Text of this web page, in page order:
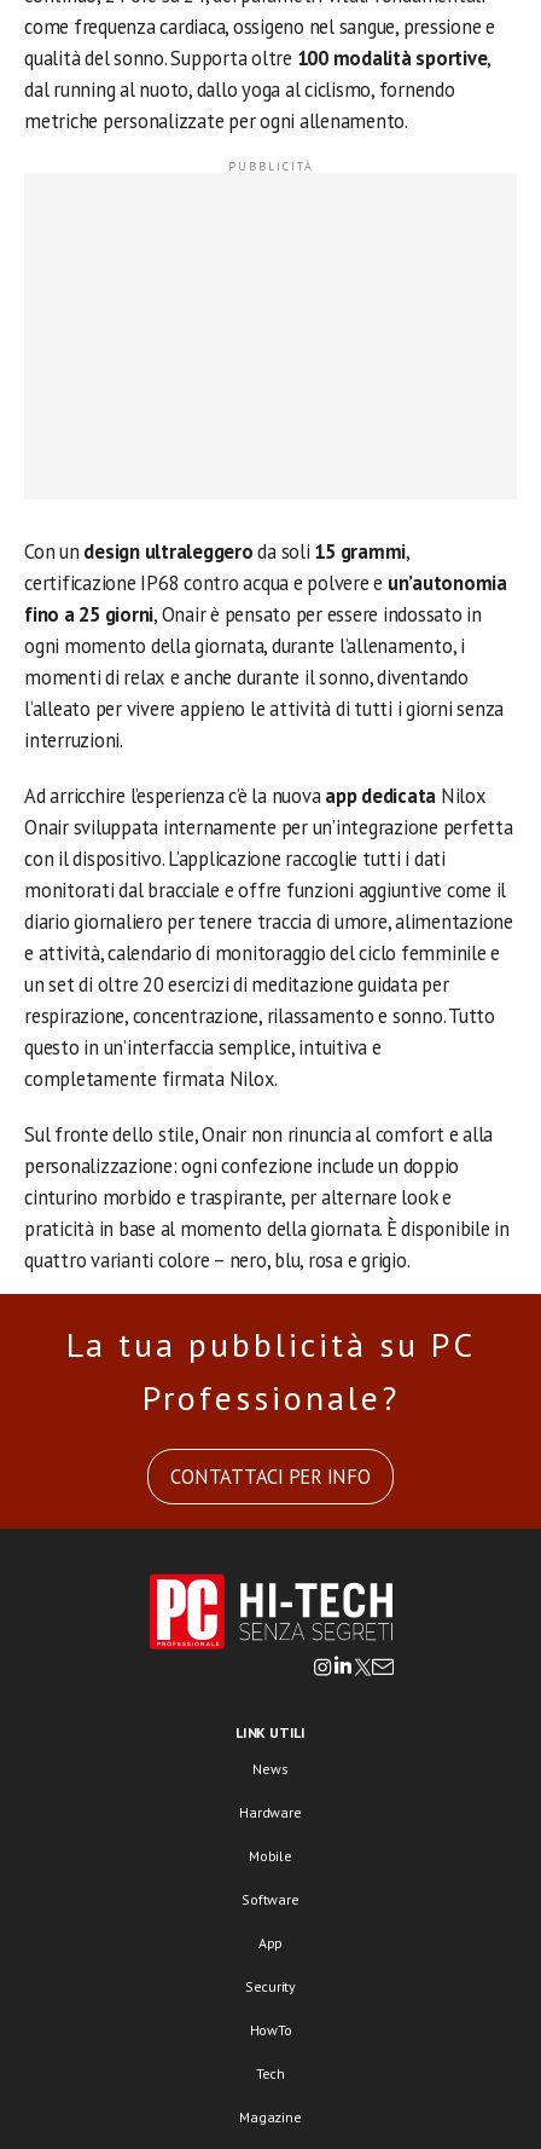
come frequenza cardiaca, ossigeno nel sangue, pressione e
qualità del sonno. Supporta oltre 100 modalità sportive,
dal running al nuoto, dallo yoga al ciclismo, fornendo
metriche personalizzate per ogni allenamento.
Con un design ultraleggeroda soli 15 grammi,
certificazione IP68 contro acqua e polvere e un’autonomia
fino a 25 giorni, Onair è pensato per essere indossato in
ogni momento della giornata, durante l’allenamento, i
momenti di relax e anche durante il sonno, diventando
l’alleato per vivere appieno le attività di tutti i giorni senza
interruzioni.
Ad arricchire l’esperienza c’è la nuovaapp dedicata Nilox
Onair sviluppata internamente per un’integrazione perfetta
con il dispositivo. L’applicazione raccoglie tutti i dati
monitorati dal bracciale e offre funzioni aggiuntive come il
diario giornaliero per tenere traccia di umore, alimentazione
e attività, calendario di monitoraggio del ciclo femminile e
un set di oltre 20 esercizi di meditazione guidata per
respirazione, concentrazione, rilassamento e sonno. Tutto
questo in un’interfaccia semplice, intuitiva e
completamente firmata Nilox.
Sul fronte dello stile, Onair non rinuncia al comfort e alla
personalizzazione: ogni confezione include un doppio
cinturino morbido e traspirante, per alternare look e
praticità in base al momento della giornata. È disponibile in
quattro varianti colore – nero, blu, rosa e grigio.
La tua pubblicità su PC
Professionale?
CONTATTACI PER INFO
LINK UTILI
News
Hardware
Mobile
Software
App
Security
HowTo
Tech
Magazine